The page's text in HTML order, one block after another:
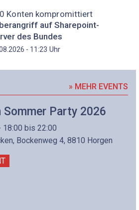
Konten kompromittiert
auf Sharepoint-
des Bundes
- 11:23 Uhr
» MEHR EVENTS
Sommer Party 2026
18:00 bis 22:00
Bockenweg 4, 8810 Horgen